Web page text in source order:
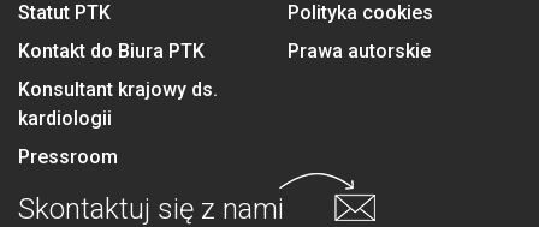
Statut PTK
Kontakt do Biura PTK
Konsultant krajowy ds.
kardiologii
Pressroom
Polityka cookies
Prawa autorskie
Skontaktuj się z nami